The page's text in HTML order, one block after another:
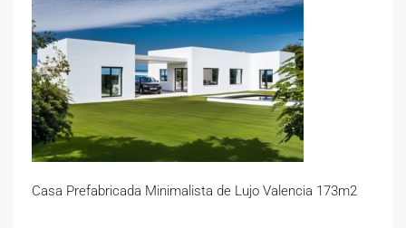
Casa Prefabricada Minimalista de Lujo Valencia 173m2